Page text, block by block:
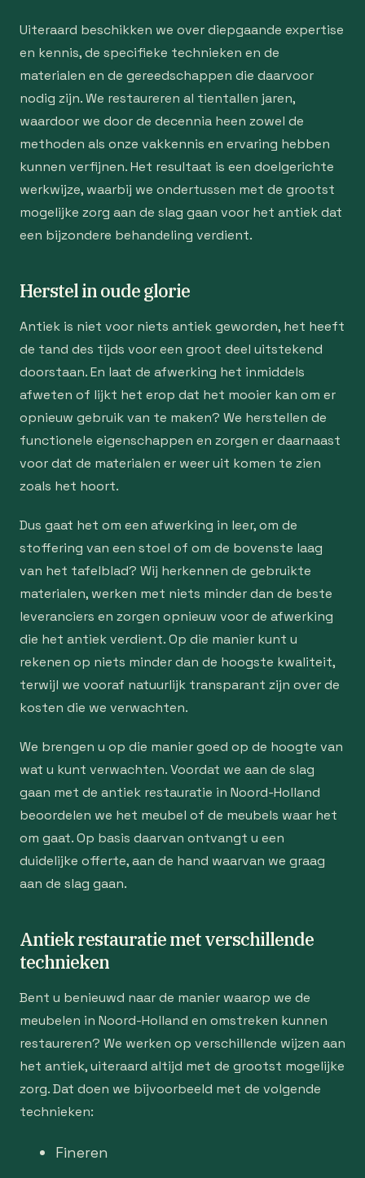
Uiteraard beschikken we over diepgaande expertise
en kennis, de specifieke technieken en de
materialen en de gereedschappen die daarvoor
nodig zijn. We restaureren al tientallen jaren,
waardoor we door de decennia heen zowel de
methoden als onze vakkennis en ervaring hebben
kunnen verfijnen. Het resultaat is een doelgerichte
werkwijze, waarbij we ondertussen met de grootst
mogelijke zorg aan de slag gaan voor het antiek dat
een bijzondere behandeling verdient.
Herstel in oude glorie
Antiek is niet voor niets antiek geworden, het heeft
de tand des tijds voor een groot deel uitstekend
doorstaan. En laat de afwerking het inmiddels
afweten of lijkt het erop dat het mooier kan om er
opnieuw gebruik van te maken? We herstellen de
functionele eigenschappen en zorgen er daarnaast
voor dat de materialen er weer uit komen te zien
zoals het hoort.
Dus gaat het om een afwerking in leer, om de
stoffering van een stoel of om de bovenste laag
van het tafelblad? Wij herkennen de gebruikte
materialen, werken met niets minder dan de beste
leveranciers en zorgen opnieuw voor de afwerking
die het antiek verdient. Op die manier kunt u
rekenen op niets minder dan de hoogste kwaliteit,
terwijl we vooraf natuurlijk transparant zijn over de
kosten die we verwachten.
We brengen u op die manier goed op de hoogte van
wat u kunt verwachten. Voordat we aan de slag
gaan met de antiek restauratie in Noord-Holland
beoordelen we het meubel of de meubels waar het
om gaat. Op basis daarvan ontvangt u een
duidelijke offerte, aan de hand waarvan we graag
aan de slag gaan.
Antiek restauratie met verschillende
technieken
Bent u benieuwd naar de manier waarop we de
meubelen in Noord-Holland en omstreken kunnen
restaureren? We werken op verschillende wijzen aan
het antiek, uiteraard altijd met de grootst mogelijke
zorg. Dat doen we bijvoorbeeld met de volgende
technieken:
Fineren